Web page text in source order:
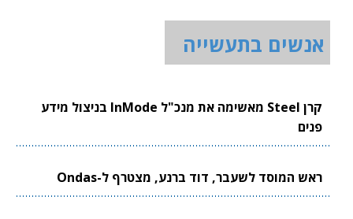
אנשים בתעשייה
קרן Steel מאשימה את מנכ"ל InMode בניצול מידע
פנים
ראש המוסד לשעבר, דוד ברנע, מצטרף ל-Ondas